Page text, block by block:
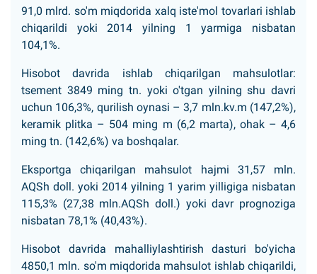
91,0 mlrd. so'm miqdorida xalq iste'mol tovarlari ishlab
chiqarildi yoki 2014 yilning 1 yarmiga nisbatan
104,1%.
Hisobot davrida ishlab chiqarilgan mahsulotlar:
tsement 3849 ming tn. yoki o'tgan yilning shu davri
uchun 106,3%, qurilish oynasi – 3,7 mln.kv.m (147,2%),
keramik plitka – 504 ming m (6,2 marta), ohak – 4,6
ming tn. (142,6%) va boshqalar.
Eksportga chiqarilgan mahsulot hajmi 31,57 mln.
AQSh doll. yoki 2014 yilning 1 yarim yilligiga nisbatan
115,3% (27,38 mln.AQSh doll.) yoki davr prognoziga
nisbatan 78,1% (40,43%).
Hisobot davrida mahalliylashtirish dasturi bo'yicha
4850,1 mln. so'm miqdorida mahsulot ishlab chiqarildi,